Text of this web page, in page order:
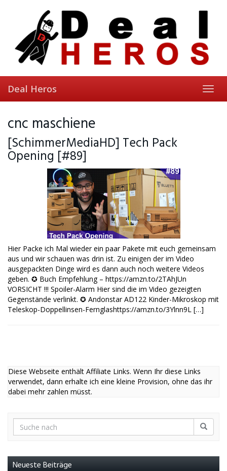
Deal Heros
cnc maschiene
[SchimmerMediaHD] Tech Pack
Opening [#89]
Hier Packe ich Mal wieder ein paar Pakete mit euch gemeinsam
aus und wir schauen was drin ist. Zu einigen der im Video
ausgepackten Dinge wird es dann auch noch weitere Videos
geben. ✪ Buch Empfehlung – https://amzn.to/2TAhJUn
VORSICHT !!! Spoiler-Alarm Hier sind die im Video gezeigten
Gegenstände verlinkt. ✪ Andonstar AD122 Kinder-Mikroskop mit
Teleskop-Doppellinsen-Fernglashttps://amzn.to/3Ylnn9L […]
Diese Webseite enthält Affiliate Links. Wenn Ihr diese Links
verwendet, dann erhalte ich eine kleine Provision, ohne das ihr
dabei mehr zahlen müsst.
Neueste Beiträge